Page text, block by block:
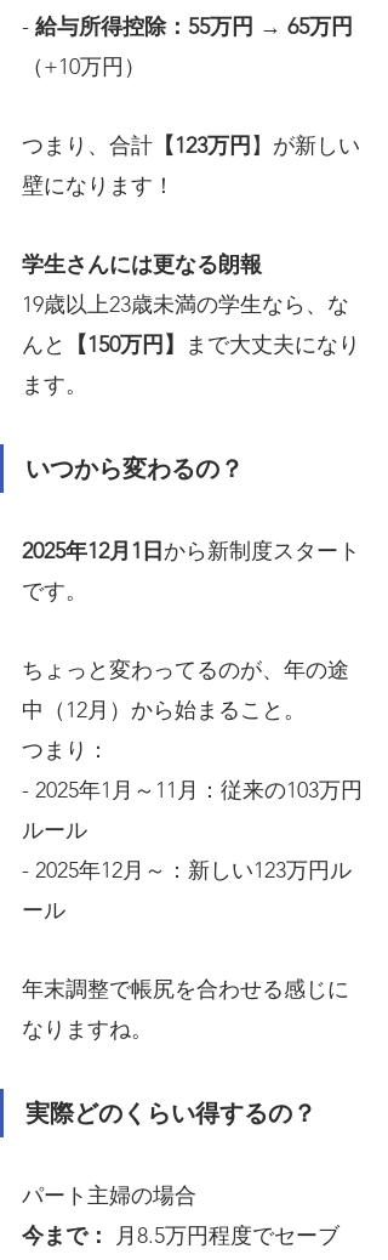
- 給与所得控除：55万円 → 65万円
（+10万円）
つまり、合計 【123万円 】が新しい
壁になります！
学生さんには更なる朗報
19歳以上23歳未満の学生なら、な
んと
【150万円】
まで大丈夫になり
ます。
いつから変わるの？
2025年12月1日 から新制度スタート
です。
ちょっと変わってるのが、年の途
中（12月）から始まること。
つまり：
- 2025年1月～11月：従来の103万円
ルール
- 2025年12月～：新しい123万円ル
ール
年末調整で帳尻を合わせる感じに
なりますね。
実際どのくらい得するの？
パート主婦の場合
今まで：
月8.5万円程度でセーブ